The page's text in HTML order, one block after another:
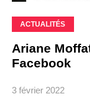
ACTUALITÉS
Ariane
Facebook
3 février 2022